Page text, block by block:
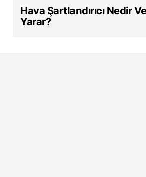
Hava Şartlandırıcı Nedir
Yarar?